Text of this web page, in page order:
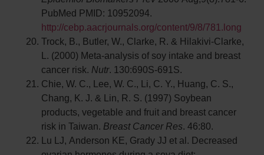
PubMed PMID: 10952094.
http://cebp.aacrjournals.org/content/9/8/781.long
Trock, B., Butler, W., Clarke, R. & Hilakivi-Clarke,
L. (2000) Meta-analysis of soy intake and breast
cancer risk. Nutr. 130:690S-691S.
Chie, W. C., Lee, W. C., Li, C. Y., Huang, C. S.,
Chang, K. J. & Lin, R. S. (1997) Soybean
products, vegetable and fruit and breast cancer
risk in Taiwan. Breast Cancer Res. 46:80.
Lu LJ, Anderson KE, Grady JJ et al. Decreased